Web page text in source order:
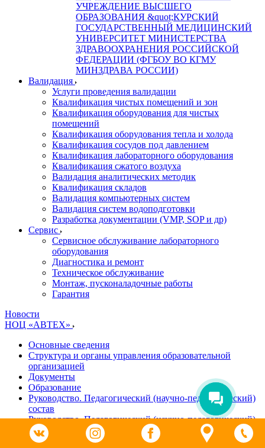
УЧРЕЖДЕНИЕ ВЫСШЕГО
ОБРАЗОВАНИЯ &quot;КУРСКИЙ
ГОСУДАРСТВЕННЫЙ МЕДИЦИНСКИЙ
УНИВЕРСИТЕТ МИНИСТЕРСТВА
ЗДРАВООХРАНЕНИЯ РОССИЙСКОЙ
ФЕДЕРАЦИИ (ФГБОУ ВО КГМУ
МИНЗДРАВА РОССИИ)
Валидация
Услуги проведения валидации
Квалификация чистых помещений и зон
Квалификация оборудования для чистых
помещений
Квалификация оборудования тепла и холода
Квалификация сосудов под давлением
Квалификация лабораторного оборудования
Квалификация сжатого воздуха
Валидация аналитических методик
Квалификация складов
Валидация компьютерных систем
Валидация систем водоподготовки
Разработка документации (VMP, SOP и др)
Cервис
Сервисное обслуживание лабораторного
оборудования
Диагностика и ремонт
Техническое обслуживание
Монтаж, пусконаладочные работы
Гарантия
Новости
НОЦ «АВТЕХ»
Основные сведения
Структура и органы управления образовательной
организацией
Документы
Образование
Руководство. Педагогический (научно-педагогический)
состав
Руководство. Педагогический (научно-педагогический)
состав
Материально-техническое обеспечение и оснащенность